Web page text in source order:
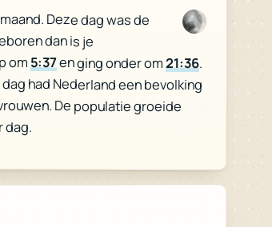
Deze dag was de
dan is je
om5:37en ging onder om21:36.
had Nederland een bevolking
De populatie groeide
dag.